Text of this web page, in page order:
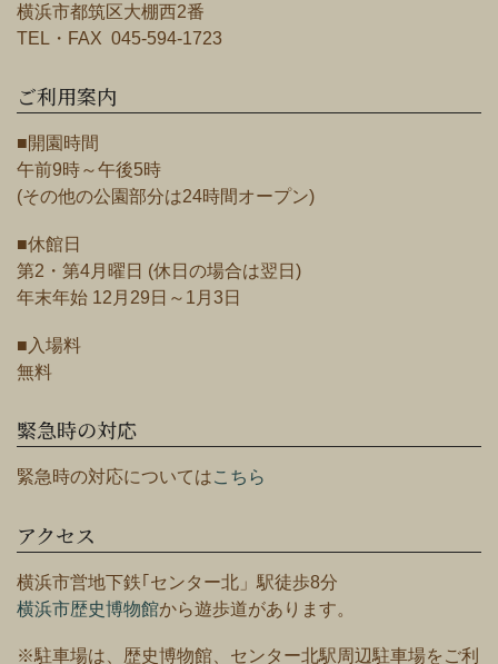
横浜市都筑区大棚西2番
TEL・FAX 045-594-1723
ご利用案内
■開園時間
午前9時～午後5時
(その他の公園部分は24時間オープン)
■休館日
第2・第4月曜日 (休日の場合は翌日)
年末年始 12月29日～1月3日
■入場料
無料
緊急時の対応
緊急時の対応についてはこちら
アクセス
横浜市営地下鉄｢センター北」駅徒歩8分
横浜市歴史博物館から遊歩道があります。
※駐車場は、歴史博物館、センター北駅周辺駐車場をご利